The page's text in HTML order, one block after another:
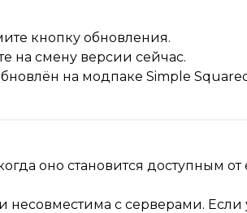
кнопку обновления.
на смену версии сейчас.
на модпаке Simple
оно становится доступным от
несовместима с серверами. Если